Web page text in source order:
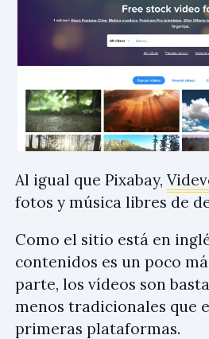
Al igual que Pixabay,
fotos y música libres de
Como el sitio está en
contenidos es un poco
parte, los vídeos son
menos tradicionales que
primeras plataformas.